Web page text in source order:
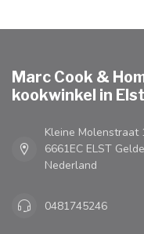
Marc Cook &
kookwinkel in Elst |
Kleine Molenstraat
6661EC ELST
Nederland
0481745246